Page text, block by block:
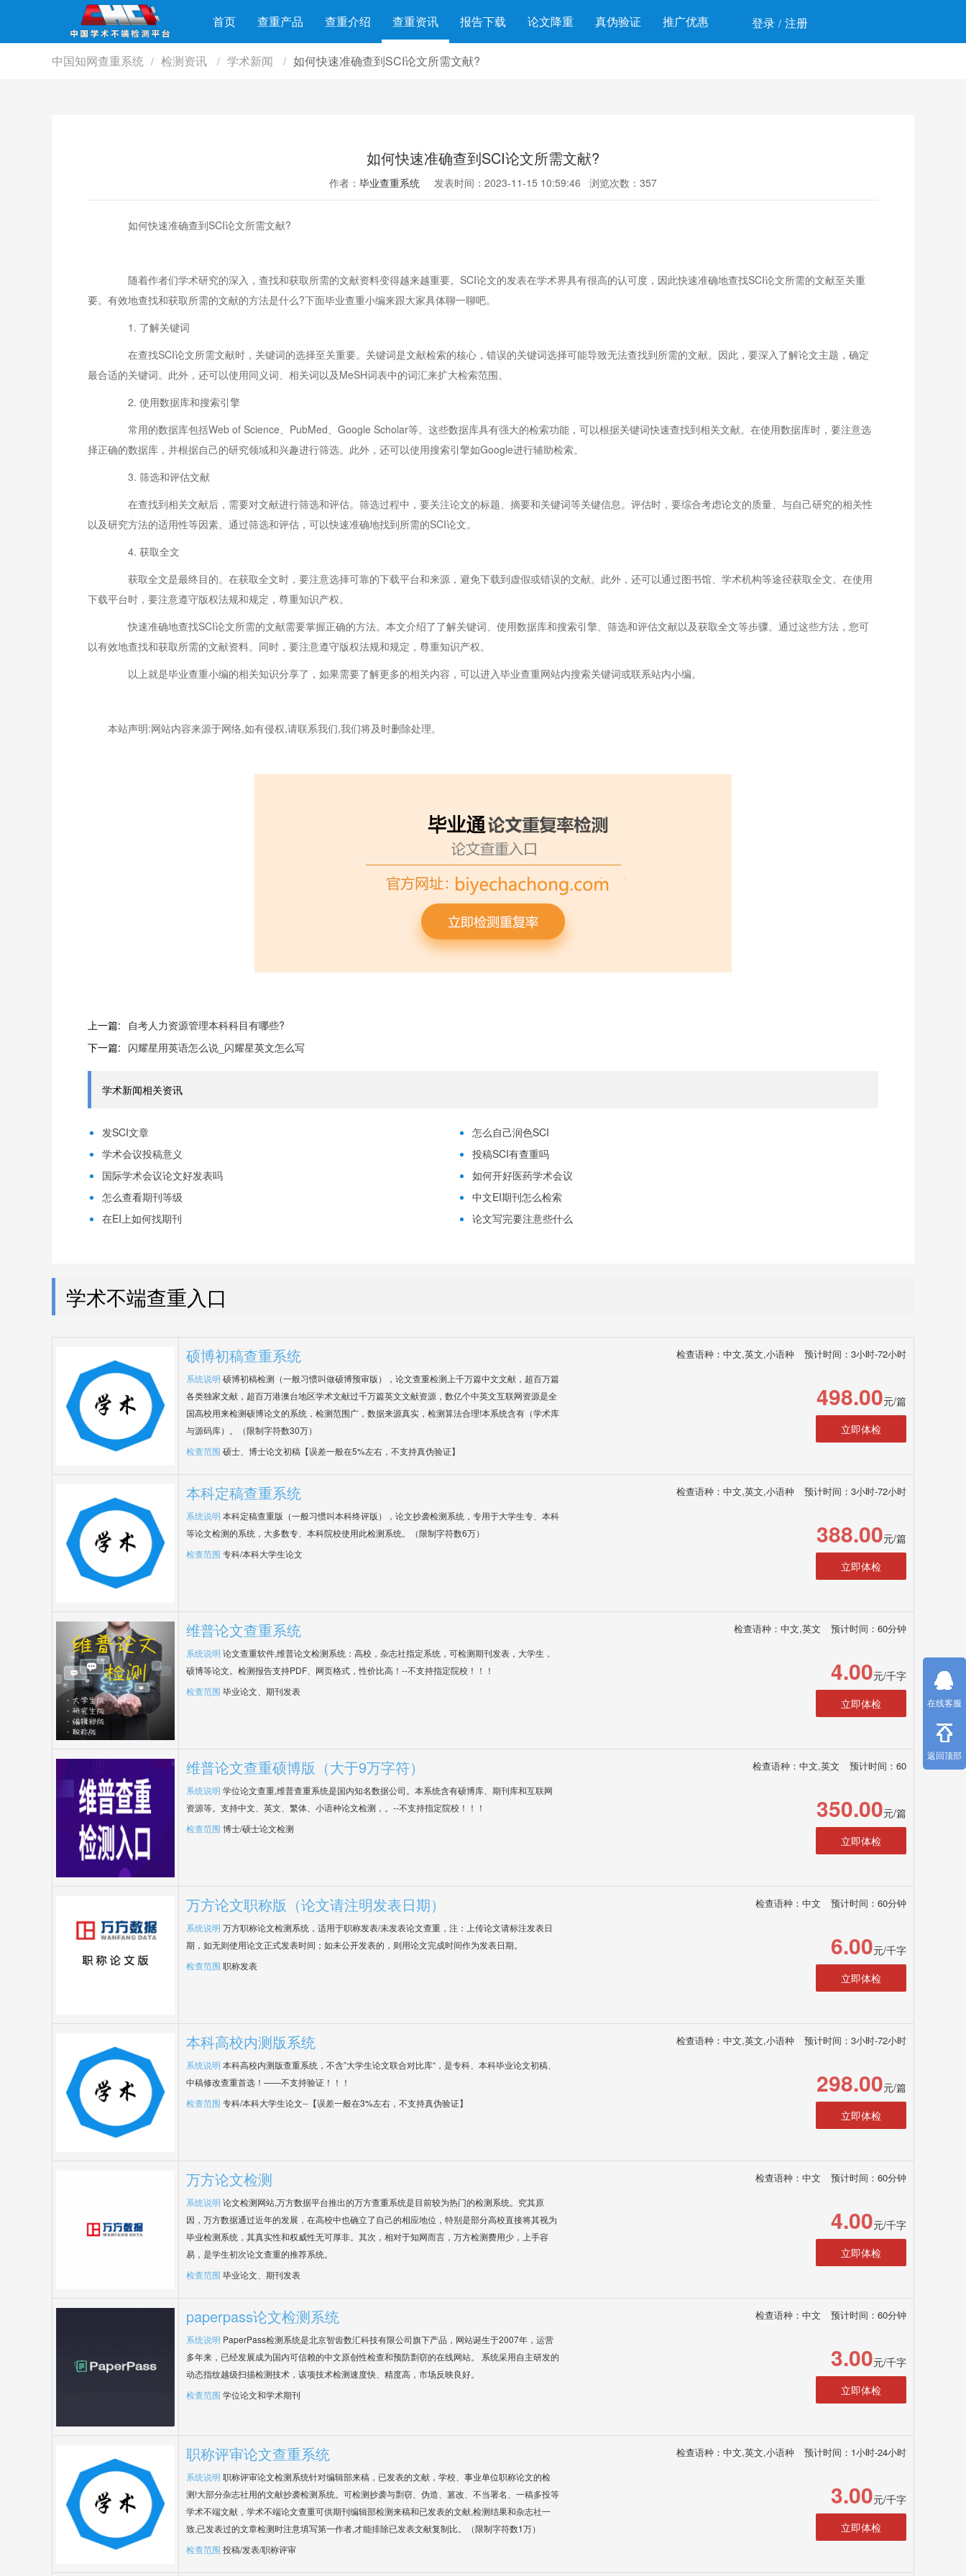
首页 查重产品 查重介绍 查重资讯 报告下载 论文降重 真伪验证 推广优惠 登录 / 注册
中国知网查重系统 / 检测资讯 / 学术新闻 / 如何快速准确查到SCI论文所需文献?
如何快速准确查到SCI论文所需文献?
作者： 毕业查重系统 发表时间：2023-11-15 10:59:46 浏览次数：357
如何快速准确查到SCI论文所需文献?
随着作者们学术研究的深入，查找和获取所需的文献资料变得越来越重要。SCI论文的发表在学术界具有很高的认可度，因此快速准确地查找SCI论文所需的文献至关重
要。有效地查找和获取所需的文献的方法是什么?下面毕业查重小编来跟大家具体聊一聊吧。
1. 了解关键词
在查找SCI论文所需文献时，关键词的选择至关重要。关键词是文献检索的核心，错误的关键词选择可能导致无法查找到所需的文献。因此，要深入了解论文主题，确定
最合适的关键词。此外，还可以使用同义词、相关词以及MeSH词表中的词汇来扩大检索范围。
2. 使用数据库和搜索引擎
常用的数据库包括Web of Science、PubMed、Google Scholar等。这些数据库具有强大的检索功能，可以根据关键词快速查找到相关文献。在使用数据库时，要注意选
择正确的数据库，并根据自己的研究领域和兴趣进行筛选。此外，还可以使用搜索引擎如Google进行辅助检索。
3. 筛选和评估文献
在查找到相关文献后，需要对文献进行筛选和评估。筛选过程中，要关注论文的标题、摘要和关键词等关键信息。评估时，要综合考虑论文的质量、与自己研究的相关性
以及研究方法的适用性等因素。通过筛选和评估，可以快速准确地找到所需的SCI论文。
4. 获取全文
获取全文是最终目的。在获取全文时，要注意选择可靠的下载平台和来源，避免下载到虚假或错误的文献。此外，还可以通过图书馆、学术机构等途径获取全文。在使用
下载平台时，要注意遵守版权法规和规定，尊重知识产权。
快速准确地查找SCI论文所需的文献需要掌握正确的方法。本文介绍了了解关键词、使用数据库和搜索引擎、筛选和评估文献以及获取全文等步骤。通过这些方法，您可
以有效地查找和获取所需的文献资料。同时，要注意遵守版权法规和规定，尊重知识产权。
以上就是毕业查重小编的相关知识分享了，如果需要了解更多的相关内容，可以进入毕业查重网站内搜索关键词或联系站内小编。
本站声明:网站内容来源于网络,如有侵权,请联系我们,我们将及时删除处理。
上一篇:
自考人力资源管理本科科目有哪些?
下一篇: 闪耀星用英语怎么说_闪耀星英文怎么写
学术新闻相关资讯
发SCI文章
怎么自己润色SCI
学术会议投稿意义
投稿SCI有查重吗
国际学术会议论文好发表吗
如何开好医药学术会议
怎么查看期刊等级
中文EI期刊怎么检索
在EI上如何找期刊
论文写完要注意些什么
学术不端查重入口
硕博初稿查重系统 检查语种：中文,英文,小语种 预计时间：3小时-72小时
系统说明 硕博初稿检测（一般习惯叫做硕博预审版），论文查重检测上千万篇中文文献，超百万篇
各类独家文献，超百万港澳台地区学术文献过千万篇英文文献资源，数亿个中英文互联网资源是全
国高校用来检测硕博论文的系统，检测范围广，数据来源真实，检测算法合理!本系统含有（学术库
与源码库）。（限制字符数30万）
检查范围 硕士、博士论文初稿【误差一般在5%左右，不支持真伪验证】
498.00元/篇
立即体检
本科定稿查重系统 检查语种：中文,英文,小语种 预计时间：3小时-72小时
系统说明 本科定稿查重版（一般习惯叫本科终评版），论文抄袭检测系统，专用于大学生专、本科
等论文检测的系统，大多数专、本科院校使用此检测系统。（限制字符数6万）
检查范围 专科/本科大学生论文
388.00元/篇
立即体检
维普论文查重系统 检查语种：中文,英文 预计时间：60分钟
系统说明 论文查重软件,维普论文检测系统：高校，杂志社指定系统，可检测期刊发表，大学生，
硕博等论文。检测报告支持PDF、网页格式，性价比高！--不支持指定院校！！！
检查范围 毕业论文、期刊发表
4.00元/千字
立即体检
维普论文查重硕博版（大于9万字符） 检查语种：中文,英文 预计时间：60
系统说明 学位论文查重,维普查重系统是国内知名数据公司。本系统含有硕博库、期刊库和互联网
资源等。支持中文、英文、繁体、小语种论文检测，。--不支持指定院校！！！
检查范围 博士/硕士论文检测
350.00元/篇
立即体检
万方论文职称版（论文请注明发表日期） 检查语种：中文 预计时间：60分钟
系统说明 万方职称论文检测系统，适用于职称发表/未发表论文查重，注：上传论文请标注发表日
期，如无则使用论文正式发表时间；如未公开发表的，则用论文完成时间作为发表日期。
检查范围 职称发表
6.00元/千字
立即体检
本科高校内测版系统 检查语种：中文,英文,小语种 预计时间：3小时-72小时
系统说明 本科高校内测版查重系统，不含”大学生论文联合对比库“，是专科、本科毕业论文初稿、
中稿修改查重首选！——不支持验证！！！
检查范围 专科/本科大学生论文--【误差一般在3%左右，不支持真伪验证】
298.00元/篇
立即体检
万方论文检测 检查语种：中文 预计时间：60分钟
系统说明 论文检测网站,万方数据平台推出的万方查重系统是目前较为热门的检测系统。究其原
因，万方数据通过近年的发展，在高校中也确立了自己的相应地位，特别是部分高校直接将其视为
毕业检测系统，其真实性和权威性无可厚非。其次，相对于知网而言，万方检测费用少，上手容
易，是学生初次论文查重的推荐系统。
检查范围 毕业论文、期刊发表
4.00元/千字
立即体检
paperpass论文检测系统 检查语种：中文 预计时间：60分钟
系统说明 PaperPass检测系统是北京智齿数汇科技有限公司旗下产品，网站诞生于2007年，运营
多年来，已经发展成为国内可信赖的中文原创性检查和预防剽窃的在线网站。 系统采用自主研发的
动态指纹越级扫描检测技术，该项技术检测速度快、精度高，市场反映良好。
检查范围 学位论文和学术期刊
3.00元/千字
立即体检
职称评审论文查重系统 检查语种：中文,英文,小语种 预计时间：1小时-24小时
系统说明 职称评审论文检测系统针对编辑部来稿，已发表的文献，学校、事业单位职称论文的检
测!大部分杂志社用的文献抄袭检测系统。可检测抄袭与剽窃、伪造、篡改、不当署名、一稿多投等
学术不端文献，学术不端论文查重可供期刊编辑部检测来稿和已发表的文献,检测结果和杂志社一
致,已发表过的文章检测时注意填写第一作者,才能排除已发表文献复制比。（限制字符数1万）
检查范围 投稿/发表/职称评审
3.00元/千字
立即体检
在线客服
返回顶部